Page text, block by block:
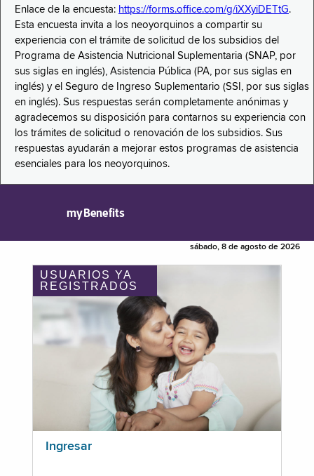
Enlace de la encuesta: https://forms.office.com/g/iXXyiDETtG.
Esta encuesta invita a los neoyorquinos a compartir su
experiencia con el trámite de solicitud de los subsidios del
Programa de Asistencia Nutricional Suplementaria (SNAP, por
sus siglas en inglés), Asistencia Pública (PA, por sus siglas en
inglés) y el Seguro de Ingreso Suplementario (SSI, por sus siglas
en inglés). Sus respuestas serán completamente anónimas y
agradecemos su disposición para contarnos su experiencia con
los trámites de solicitud o renovación de los subsidios. Sus
respuestas ayudarán a mejorar estos programas de asistencia
esenciales para los neoyorquinos.
myBenefits
sábado, 8 de agosto de 2026
USUARIOS YA
REGISTRADOS
Ingresar